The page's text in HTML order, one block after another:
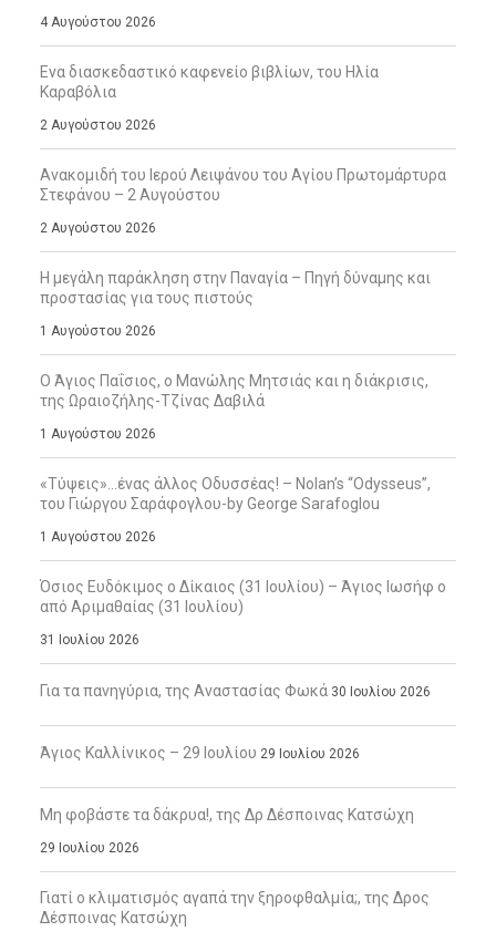
4 Αυγούστου 2026
Ενα διασκεδαστικό καφενείο βιβλίων, του Ηλία
Καραβόλια
2 Αυγούστου 2026
Ανακομιδή του Ιερού Λειψάνου του Αγίου Πρωτομάρτυρα
Στεφάνου – 2 Αυγούστου
2 Αυγούστου 2026
Η μεγάλη παράκληση στην Παναγία – Πηγή δύναμης και
προστασίας για τους πιστούς
1 Αυγούστου 2026
Ο Άγιος Παΐσιος, ο Μανώλης Μητσιάς και η διάκρισις,
της Ωραιοζήλης-Τζίνας Δαβιλά
1 Αυγούστου 2026
«Τύψεις»…ένας άλλος Οδυσσέας! – Nolan’s “Odysseus”,
του Γιώργου Σαράφογλου-by George Sarafoglou
1 Αυγούστου 2026
Όσιος Ευδόκιμος ο Δίκαιος (31 Ιουλίου) – Άγιος Ιωσήφ ο
από Αριμαθαίας (31 Ιουλίου)
31 Ιουλίου 2026
Για τα πανηγύρια, της Αναστασίας Φωκά 30 Ιουλίου 2026
Άγιος Καλλίνικος – 29 Ιουλίου 29 Ιουλίου 2026
Μη φοβάστε τα δάκρυα!, της Δρ Δέσποινας Κατσώχη
29 Ιουλίου 2026
Γιατί ο κλιματισμός αγαπά την ξηροφθαλμία;, της Δρος
Δέσποινας Κατσώχη